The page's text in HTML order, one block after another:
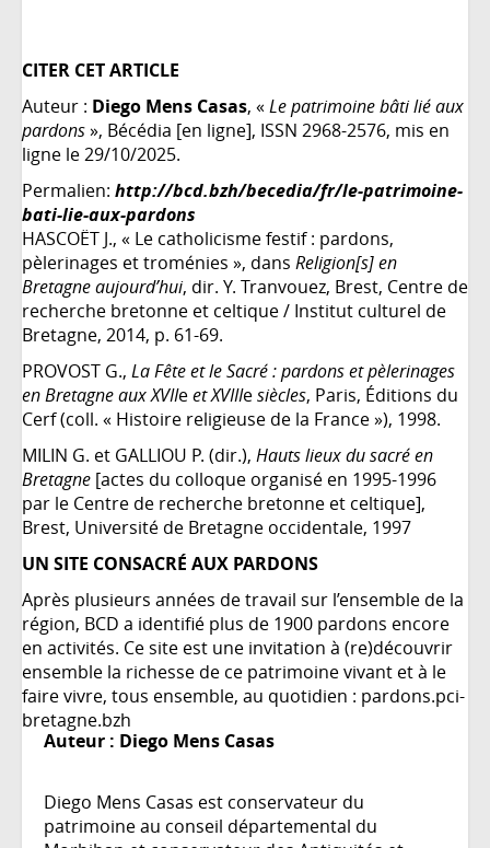
CITER CET ARTICLE
Auteur : Diego Mens Casas, «Le patrimoine bâti lié aux
pardons», Bécédia [en ligne], ISSN 2968-2576, mis en
ligne le 29/10/2025.
Permalien: http://bcd.bzh/becedia/fr/le-patrimoine-
bati-lie-aux-pardons
HASCOËT J., « Le catholicisme festif : pardons,
pèlerinages et troménies », dans Religion[s] en
Bretagne aujourd’hui, dir. Y. Tranvouez, Brest, Centre de
recherche bretonne et celtique / Institut culturel de
Bretagne, 2014, p. 61-69.
PROVOST G., La Fête et le Sacré : pardons et pèlerinages
en Bretagne aux XVIIeet XVIIIesiècles, Paris, Éditions du
Cerf (coll. « Histoire religieuse de la France »), 1998.
MILIN G. et GALLIOU P. (dir.), Hauts lieux du sacré en
Bretagne [actes du colloque organisé en 1995-1996
par le Centre de recherche bretonne et celtique],
Brest, Université de Bretagne occidentale, 1997
UN SITE CONSACRÉ AUX PARDONS
Après plusieurs années de travail sur l’ensemble de la
région, BCD a identifié plus de 1900 pardons encore
en activités. Ce site est une invitation à (re)découvrir
ensemble la richesse de ce patrimoine vivant et à le
faire vivre, tous ensemble, au quotidien : pardons.pci-
bretagne.bzh
Auteur : Diego Mens Casas
Diego Mens Casas est conservateur du
patrimoine au conseil départemental du